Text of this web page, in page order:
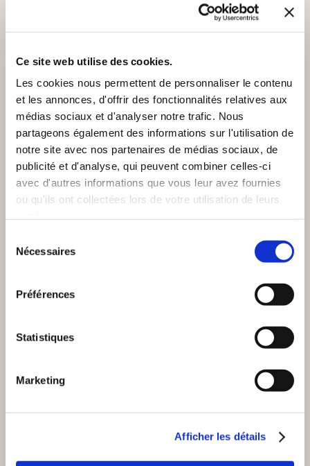
Ce site web utilise des cookies.
Les cookies nous permettent de personnaliser le contenu
et les annonces, d'offrir des fonctionnalités relatives aux
médias sociaux et d'analyser notre trafic. Nous
partageons également des informations sur l'utilisation de
notre site avec nos partenaires de médias sociaux, de
publicité et d'analyse, qui peuvent combiner celles-ci
avec d'autres informations que vous leur avez fournies
ou qu'ils ont collectées lors de votre utilisation de leurs
Nécessaires
Préférences
Statistiques
Marketing
Afficher les détails
VOUS AIMEREZ AUSSI
Serge Collombat
SOUFFLE
NEW
Mireille Viller
L'IMAGINAIRE